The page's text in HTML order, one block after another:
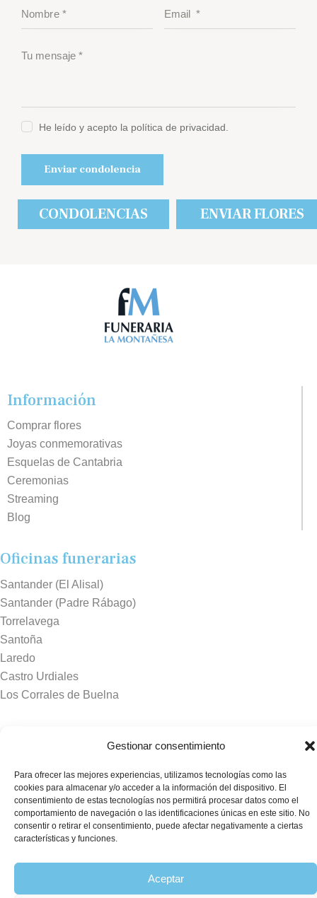
Gestionar consentimiento
Para ofrecer las mejores experiencias, utilizamos tecnologías como las
cookies para almacenar y/o acceder a la información del dispositivo. El
consentimiento de estas tecnologías nos permitirá procesar datos como el
comportamiento de navegación o las identificaciones únicas en este sitio. No
consentir o retirar el consentimiento, puede afectar negativamente a ciertas
características y funciones.
Aceptar
He leído y acepto la política de privacidad.
CONDOLENCIAS ENVIAR FLORES
Información
Comprar flores
Joyas conmemorativas
Esquelas de Cantabria
Ceremonias
Streaming
Blog
Oficinas funerarias
Santander (El Alisal)
Santander (Padre Rábago)
Torrelavega
Santoña
Laredo
Castro Urdiales
Los Corrales de Buelna
Sierrallana
Real Valle de Cayón
Laredo
Puente Viesgo